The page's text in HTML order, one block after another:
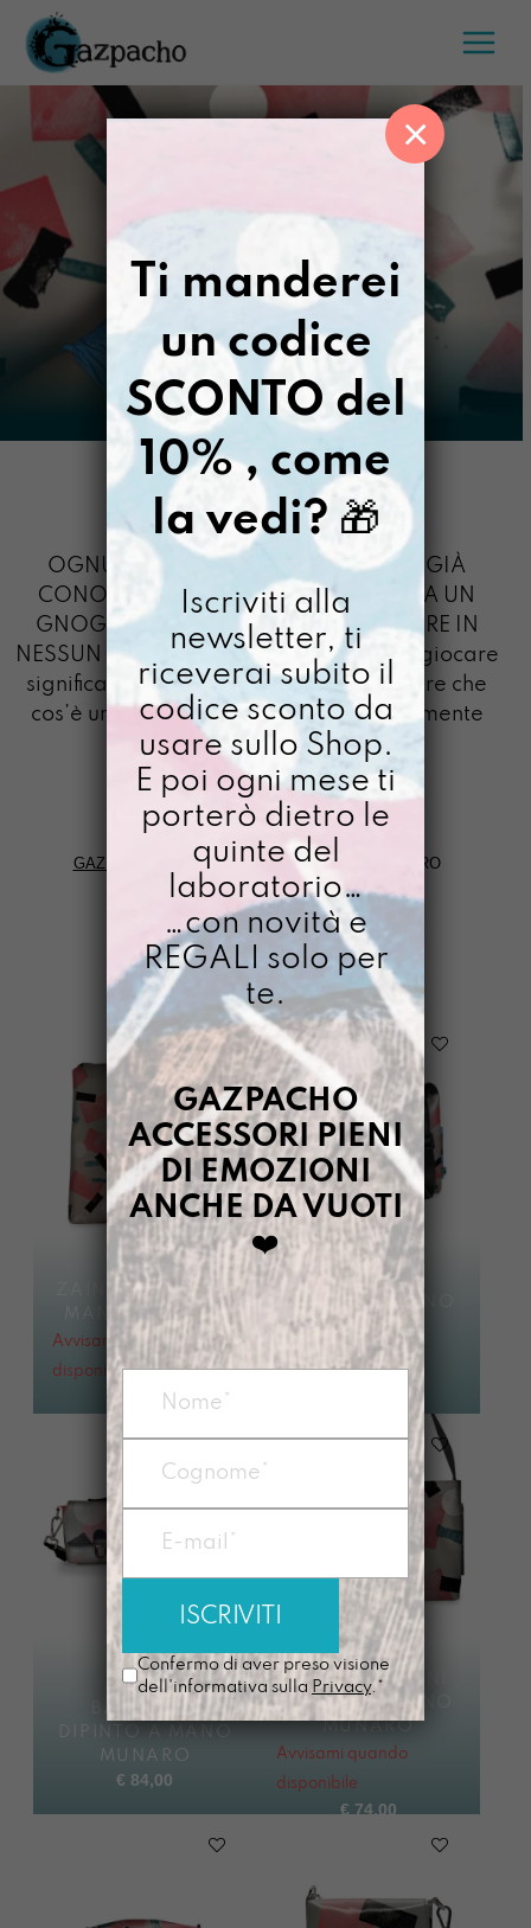
Salta
contenuto
MUNARO
OGNUNO VEDE SOLO QUELLO CHE GIÀ
CONOSCE, SE UNO NON SA COSA SIA UN
GNOGNO, NON LO POTRÀ MAI VEDERE IN
NESSUN POSTO B. Munari Smettere di giocare
significa spegnere la possibilità di sapere che
cos’è un Gnogno…a mio avviso praticamente
inaccettabile
GAZPACHO LLUMI DIPINTO A MANO MUNARO
FILTRI
ZAINO DIPINTO A
MANO MUNARO
Avvisami quando
disponibile
95,00
UFFICIOSA
DIPINTO A MANO
MUNARO
Avvisami quando
DIPINTO A MANO
MUNARO
€ 84,00
TRACOLLA MINI
DIPINTA A MANO
MUNARO
Avvisami quando
disponibile
€74,00
Ti manderei
un codice
SCONTO del
10% , come
la vedi? 🎁
Iscriviti alla
newsletter, ti
riceverai subito il
codice sconto da
usare sullo Shop.
E poi ogni mese ti
porterò dietro le
quinte del
laboratorio…
…con novità e
REGALI solo per
te.
GAZPACHO
ACCESSORI PIENI
DI EMOZIONI
ANCHE DA VUOTI
❤️
Confermo di aver preso visione
dell'informativa sulla Privacy.*
×